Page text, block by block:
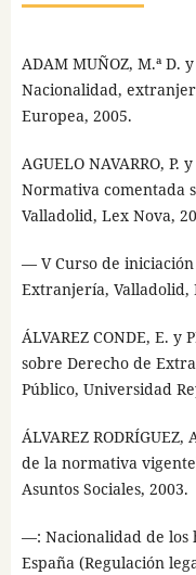
ADAM MUÑOZ, M.ª D.
Nacionalidad,
Europea, 2005.
AGUELO NAVARRO, P.
Normativa comentada
Valladolid, Lex Nova,
— V Curso de
Extranjería, Valladolid,
ÁLVAREZ CONDE, E. y
sobre Derecho de
Público, Universidad
ÁLVAREZ
de la normativa
Asuntos Sociales, 2003.
—: Nacionalidad de los
España (Regulación